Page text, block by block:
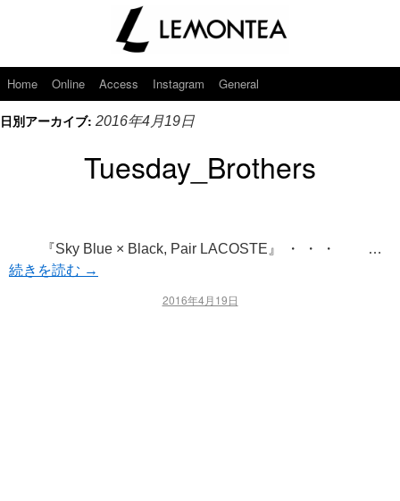
Home Online Access Instagram General
日別アーカイブ: 2016年4月19日
Tuesday_Brothers
『Sky Blue × Black, Pair LACOSTE』 ・ ・ ・ …
続きを読む →
2016年4月19日